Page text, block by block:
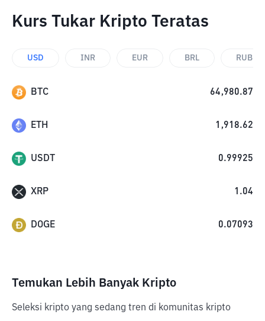
Kurs Tukar Kripto Teratas
USD INR EUR BRL RUB
BTC 64,980.87
ETH 1,918.62
USDT 0.99925
XRP 1.04
DOGE 0.07093
Temukan Lebih Banyak Kripto
Seleksi kripto yang sedang tren di komunitas kripto